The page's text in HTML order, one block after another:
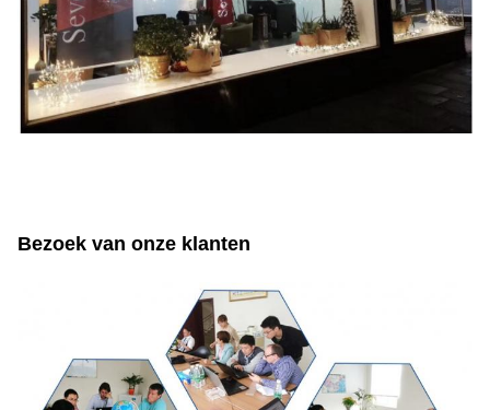
Bezoek van onze klanten